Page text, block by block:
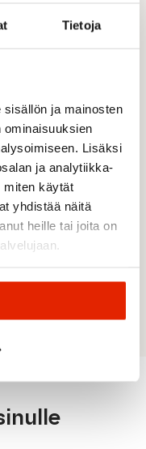
Tietoja
ja mainosten
ominaisuuksien
Lisäksi
ja analytiikka-
miten käytät
yhdistää näitä
heille tai joita on
synteettistä